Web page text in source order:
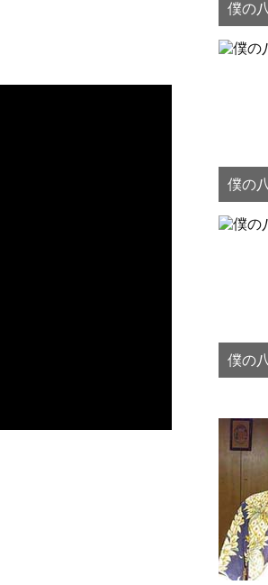
僕の
僕の
僕の